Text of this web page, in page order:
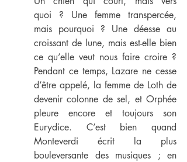
quoi ? Une femme transpercée,
mais pourquoi ? Une déesse au
croissant de lune, mais est-elle bien
ce qu’elle veut nous faire croire ?
Pendant ce temps, Lazare ne cesse
d’être appelé, la femme de Loth de
devenir colonne de sel, et Orphée
pleure encore et toujours son
Eurydice. C’est bien quand
Monteverdi écrit la plus
bouleversante des musiques ; en